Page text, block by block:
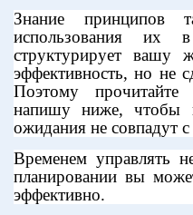
Знание принципов
использования их
структурирует вашу
эффективность, но не
Поэтому
напишу ниже, чтобы
ожидания не совпадут
Временем управлять
планировании вы
эффективно.